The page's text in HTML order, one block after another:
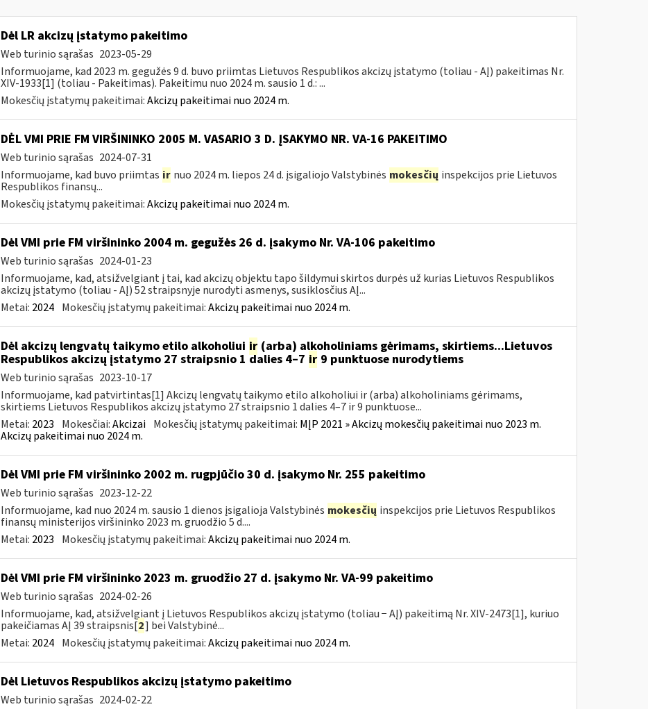
Dėl LR akcizų įstatymo pakeitimo
Web turinio sąrašas 2023-05-29
Informuojame, kad 2023 m. gegužės 9 d. buvo priimtas Lietuvos Respublikos akcizų įstatymo (toliau - AĮ) pakeitimas Nr.
XIV-1933[1] (toliau - Pakeitimas). Pakeitimu nuo 2024 m. sausio 1 d.: ...
Mokesčių įstatymų pakeitimai:Akcizų pakeitimai nuo 2024 m.
DĖL VMI PRIE FM VIRŠININKO 2005 M. VASARIO 3 D. ĮSAKYMO NR. VA-16 PAKEITIMO
Web turinio sąrašas 2024-07-31
Informuojame, kad buvo priimtas ir nuo 2024 m. liepos 24 d. įsigaliojo Valstybinės mokesčių inspekcijos prie Lietuvos
Respublikos finansų...
Mokesčių įstatymų pakeitimai:Akcizų pakeitimai nuo 2024 m.
Dėl VMI prie FM viršininko 2004 m. gegužės 26 d. įsakymo Nr. VA-106 pakeitimo
Web turinio sąrašas 2024-01-23
Informuojame, kad, atsižvelgiant į tai, kad akcizų objektu tapo šildymui skirtos durpės už kurias Lietuvos Respublikos
akcizų įstatymo (toliau - AĮ) 52 straipsnyje nurodyti asmenys, susiklosčius AĮ...
Metai: 2024 Mokesčių įstatymų pakeitimai:Akcizų pakeitimai nuo 2024 m.
Dėl akcizų lengvatų taikymo etilo alkoholiui ir(arba) alkoholiniams gėrimams, skirtiems...Lietuvos
Respublikos akcizų įstatymo 27 straipsnio 1 dalies 4–7 ir9 punktuose nurodytiems
Web turinio sąrašas 2023-10-17
Informuojame, kad patvirtintas[1] Akcizų lengvatų taikymo etilo alkoholiui ir (arba) alkoholiniams gėrimams,
skirtiems Lietuvos Respublikos akcizų įstatymo 27 straipsnio 1 dalies 4–7 ir 9 punktuose...
Metai: 2023 Mokesčiai:Akcizai Mokesčių įstatymų pakeitimai: MĮP 2021 » Akcizų mokesčių pakeitimai nuo 2023 m.
Akcizų pakeitimai nuo 2024 m.
Dėl VMI prie FM viršininko 2002 m. rugpjūčio 30 d. įsakymo Nr. 255 pakeitimo
Web turinio sąrašas 2023-12-22
Informuojame, kad nuo 2024 m. sausio 1 dienos įsigalioja Valstybinės mokesčių inspekcijos prie Lietuvos Respublikos
finansų ministerijos viršininko 2023 m. gruodžio 5 d....
Metai: 2023 Mokesčių įstatymų pakeitimai:Akcizų pakeitimai nuo 2024 m.
Dėl VMI prie FM viršininko 2023 m. gruodžio 27 d. įsakymo Nr. VA-99 pakeitimo
Web turinio sąrašas 2024-02-26
Informuojame, kad, atsižvelgiant į Lietuvos Respublikos akcizų įstatymo (toliau − AĮ) pakeitimą Nr. XIV-2473[1], kuriuo
pakeičiamas AĮ 39 straipsnis[2] bei Valstybinė...
Metai: 2024 Mokesčių įstatymų pakeitimai:Akcizų pakeitimai nuo 2024 m.
Dėl Lietuvos Respublikos akcizų įstatymo pakeitimo
Web turinio sąrašas 2024-02-22